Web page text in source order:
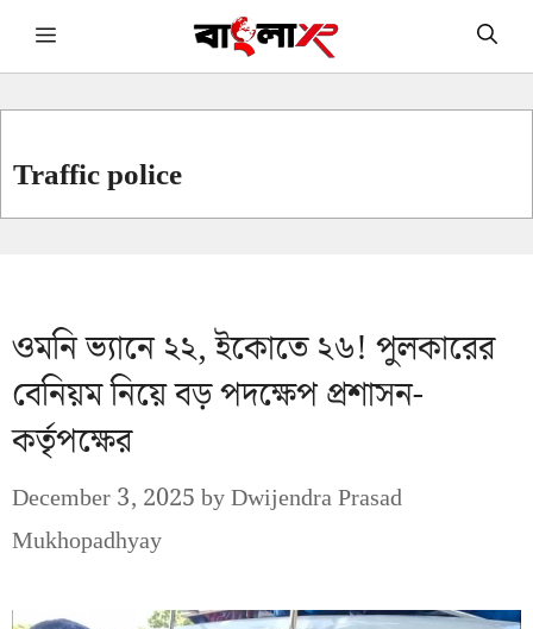
Skip Menu
Traffic police
ওমনি ভ্যানে ২২, ইকোতে ২৬! পুলকারের
বেনিয়ম নিয়ে বড় পদক্ষেপ প্রশাসন-
কর্তৃপক্ষের
December 3, 2025byDwijendra Prasad
Mukhopadhyay